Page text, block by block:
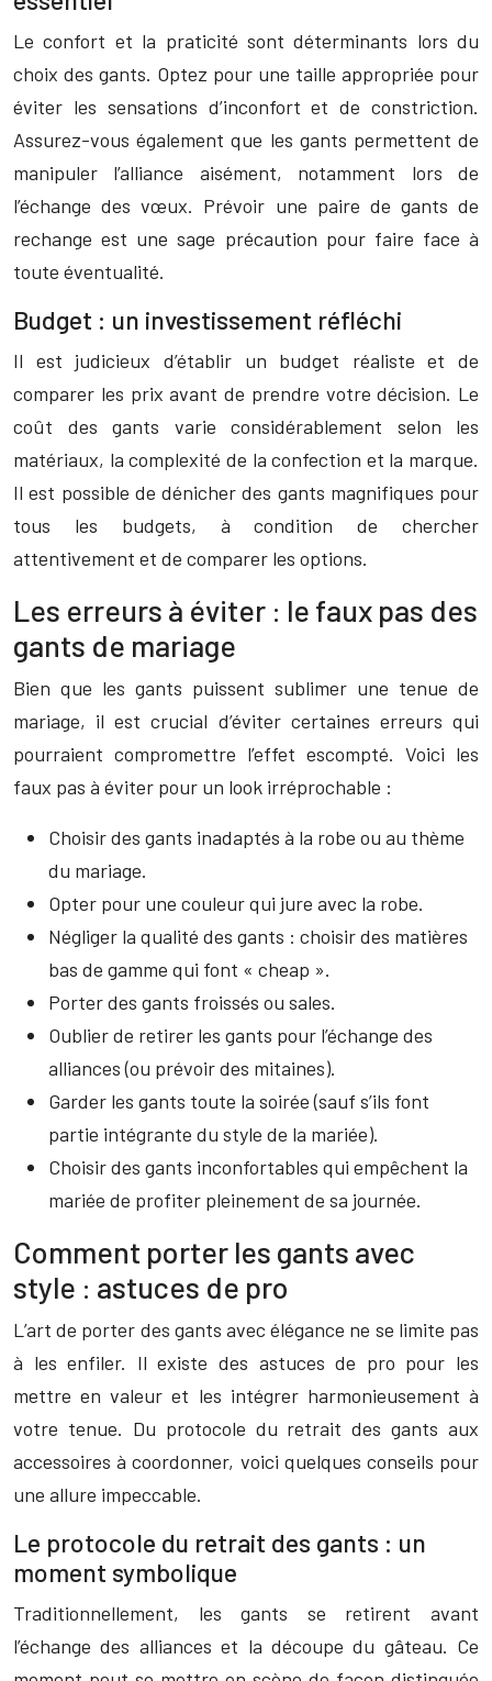
Le confort et la praticité sont déterminants lors du
choix des gants. Optez pour une taille appropriée pour
éviter les sensations d’inconfort et de constriction.
Assurez-vous également que les gants permettent de
manipuler l’alliance aisément, notamment lors de
l’échange des vœux. Prévoir une paire de gants de
rechange est une sage précaution pour faire face à
toute éventualité.
Budget : un investissement réfléchi
Il est judicieux d’établir un budget réaliste et de
comparer les prix avant de prendre votre décision. Le
coût des gants varie considérablement selon les
matériaux, la complexité de la confection et la marque.
Il est possible de dénicher des gants magnifiques pour
tous les budgets, à condition de chercher
attentivement et de comparer les options.
Les erreurs à éviter : le faux pas des
gants de mariage
Bien que les gants puissent sublimer une tenue de
mariage, il est crucial d’éviter certaines erreurs qui
pourraient compromettre l’effet escompté. Voici les
faux pas à éviter pour un look irréprochable :
Choisir des gants inadaptés à la robe ou au thème
du mariage.
Opter pour une couleur qui jure avec la robe.
Négliger la qualité des gants : choisir des matières
bas de gamme qui font « cheap ».
Porter des gants froissés ou sales.
Oublier de retirer les gants pour l’échange des
alliances (ou prévoir des mitaines).
Garder les gants toute la soirée (sauf s’ils font
partie intégrante du style de la mariée).
Choisir des gants inconfortables qui empêchent la
mariée de profiter pleinement de sa journée.
Comment porter les gants avec
style : astuces de pro
L’art de porter des gants avec élégance ne se limite pas
à les enfiler. Il existe des astuces de pro pour les
mettre en valeur et les intégrer harmonieusement à
votre tenue. Du protocole du retrait des gants aux
accessoires à coordonner, voici quelques conseils pour
une allure impeccable.
Le protocole du retrait des gants : un
moment symbolique
Traditionnellement, les gants se retirent avant
l’échange des alliances et la découpe du gâteau. Ce